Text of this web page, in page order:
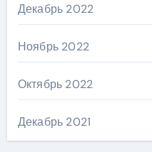
Декабрь 2022
Ноябрь 2022
Октябрь 2022
Декабрь 2021